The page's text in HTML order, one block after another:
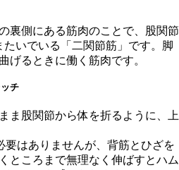
裏側にある筋肉のことで、股関節
いでいる「二関節筋」です。脚
げるときに働く筋肉です。
チ
ま股関節から体を折るように、上
はありませんが、背筋とひざを
ところまで無理なく伸ばすとハム